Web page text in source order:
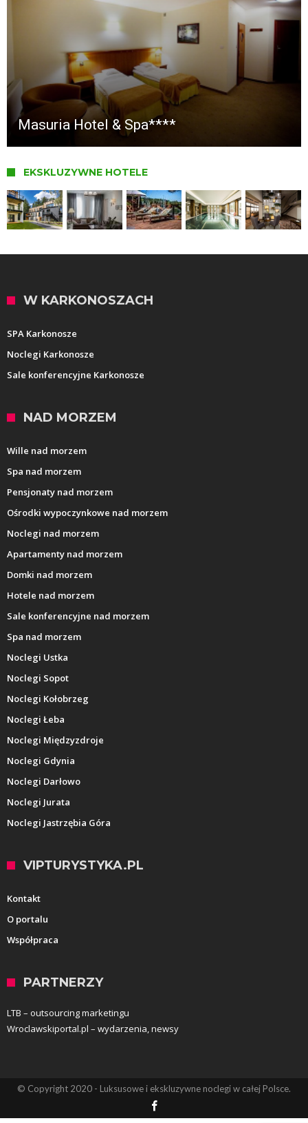
Masuria Hotel & Spa****
EKSKLUZYWNE HOTELE
W KARKONOSZACH
SPA Karkonosze
Noclegi Karkonosze
Sale konferencyjne Karkonosze
NAD MORZEM
Wille nad morzem
Spa nad morzem
Pensjonaty nad morzem
Ośrodki wypoczynkowe nad morzem
Noclegi nad morzem
Apartamenty nad morzem
Domki nad morzem
Hotele nad morzem
Sale konferencyjne nad morzem
Spa nad morzem
Noclegi Ustka
Noclegi Sopot
Noclegi Kołobrzeg
Noclegi Łeba
Noclegi Międzyzdroje
Noclegi Gdynia
Noclegi Darłowo
Noclegi Jurata
Noclegi Jastrzębia Góra
VIPTURYSTYKA.PL
Kontakt
O portalu
Współpraca
PARTNERZY
LTB – outsourcing marketingu
Wroclawskiportal.pl – wydarzenia, newsy
© Copyright 2020 - Luksusowe i ekskluzywne noclegi w całej Polsce.